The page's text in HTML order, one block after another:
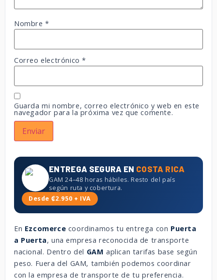
Nombre*
Correo electrónico*
Guarda mi nombre, correo electrónico y web en este
navegador para la próxima vez que comente.
ENTREGA SEGURA EN COSTA RICA
GAM 24–48 horas hábiles. Resto del país
según ruta y cobertura.
Desde ₡2.950 + IVA
En Ezcomerce coordinamos tu entrega con Puerta
a Puerta, una empresa reconocida de transporte
nacional. Dentro del GAM aplican tarifas base según
peso. Fuera del GAM, también podemos coordinar
con la empresa de transporte de tu preferencia.